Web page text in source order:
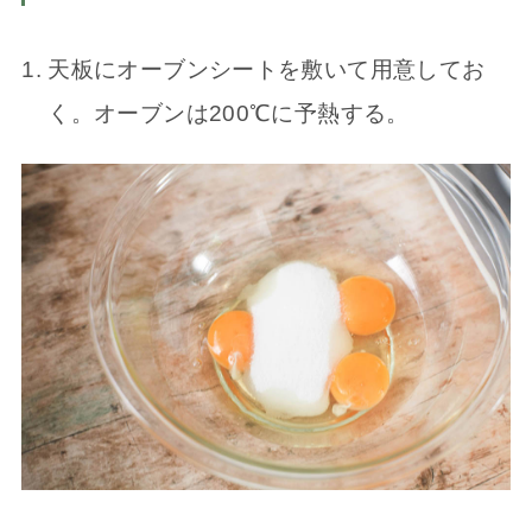
天板にオーブンシートを敷いて用意してお
く。オーブンは200℃に予熱する。